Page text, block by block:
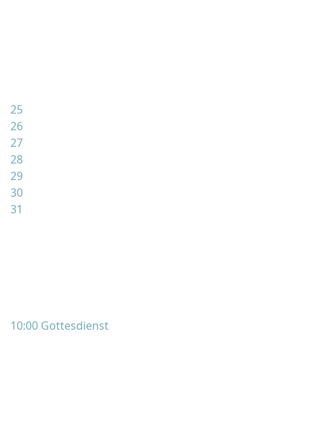
25
26
27
28
29
30
31
10:00 Gottesdienst